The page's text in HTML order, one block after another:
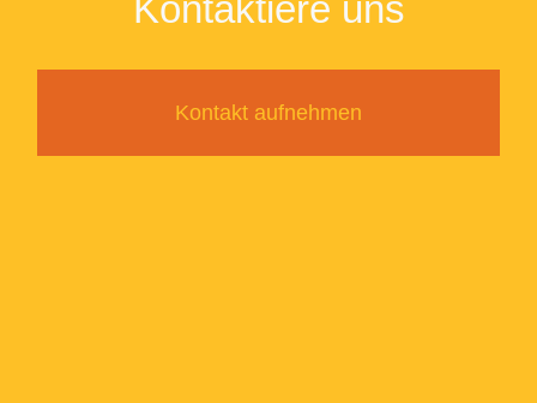
Kontaktiere uns
Kontakt aufnehmen